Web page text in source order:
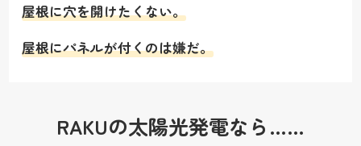
屋根に穴を開けたくない。
屋根にパネルが付くのは嫌だ。
RAKUの太陽光発電なら……